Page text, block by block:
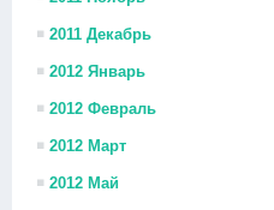
2011 Декабрь
2012 Январь
2012 Февраль
2012 Март
2012 Май